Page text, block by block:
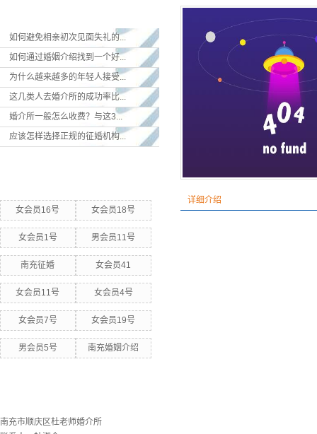
如何避免相亲初次见面失礼的...
如何通过婚姻介绍找到一个好...
为什么越来越多的年轻人接受...
这几类人去婚介所的成功率比...
婚介所一般怎么收费？与这3...
应该怎样选择正规的征婚机构...
女会员16号 女会员18号
女会员1号 男会员11号
南充征婚 女会员41
女会员11号 女会员4号
女会员7号 女会员19号
男会员5号 南充婚姻介绍
南充市顺庆区杜老师婚介所
详细介绍